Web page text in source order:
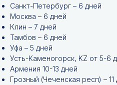
Санкт-Петербург – 6 дней
Москва – 6 дней
Клин – 7 дней
Тамбов – 6 дней
Уфа – 5 дней
Усть-Каменогорск, KZ от 5-6
Армения 10-13 дней
Грозный (Чеченская респ) – 11